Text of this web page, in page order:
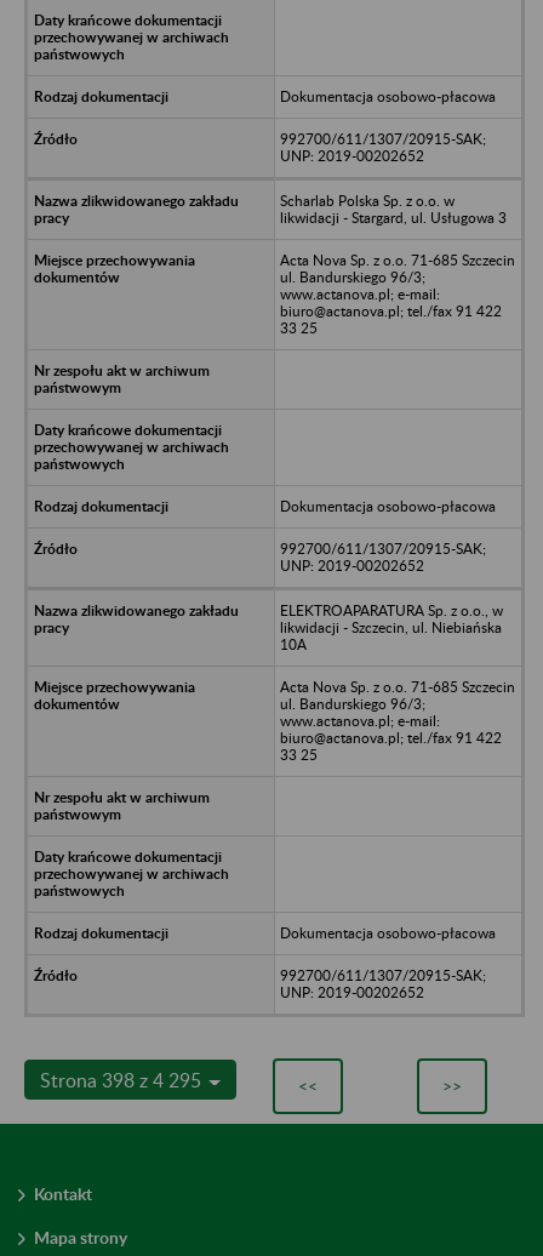
Dokumentacja osobowo-płacowa
992700/611/1307/20915-SAK;
UNP: 2019-00202652
Scharlab Polska Sp. z o.o. w
likwidacji - Stargard, ul. Usługowa 3
Acta Nova Sp. z o.o. 71-685 Szczecin
ul. Bandurskiego 96/3;
www.actanova.pl; e-mail:
biuro@actanova.pl; tel./fax 91 422
33 25
Dokumentacja osobowo-płacowa
992700/611/1307/20915-SAK;
UNP: 2019-00202652
ELEKTROAPARATURA Sp. z o.o., w
likwidacji - Szczecin, ul. Niebiańska
10A
Acta Nova Sp. z o.o. 71-685 Szczecin
ul. Bandurskiego 96/3;
www.actanova.pl; e-mail:
biuro@actanova.pl; tel./fax 91 422
33 25
Dokumentacja osobowo-płacowa
992700/611/1307/20915-SAK;
UNP: 2019-00202652
Strona 398 z 4 295 << >>
Kontakt
Mapa strony